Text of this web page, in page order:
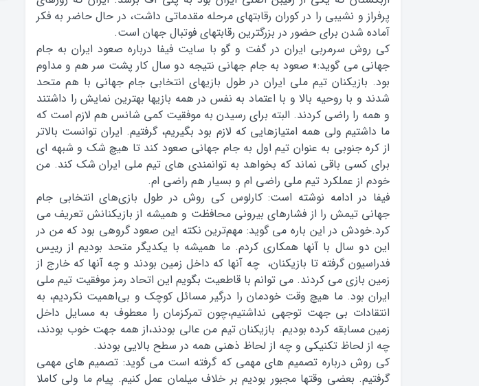
پرفراز و نشیبی را در کوران رقابتهای مرحله مقدماتی داشت، در حال حاضر به فکر
آماده شدن برای حضور در بزرگترین رقابتهای فوتبال جهان است.
کی روش سرمربی ایران در گفت و گو با سایت فیفا درباره صعود ایران به جام
جهانی می گوید:« صعود به جام جهانی نتیجه دو سال کار پشت سر هم و مداوم
بود. بازیکنان تیم ملی ایران در طول بازیهای انتخابی جام جهانی با هم متحد
شدند و با روحیه بالا و با اعتماد به نفس در همه بازیها بهترین نمایش را داشتند
و همه را راضی کردند. البته برای رسیدن به موفقیت کمی شانس هم لازم است که
ما داشتیم ولی همه امتیازهایی که لازم بود بگیریم، گرفتیم. ایران توانست بالاتر
از کره جنوبی به عنوان تیم اول به جام جهانی صعود کند تا هیچ شک و شبهه ای
برای کسی باقی نماند که بخواهد به توانمندی های تیم ملی ایران شک کند. من
خودم از عملکرد تیم ملی راضی ام و بسیار هم راضی ام.
فیفا در ادامه نوشته است: کارلوس کی روش در طول بازي‌هاي انتخابي جام
جهاني تيمش را از فشارهاي بيروني محافظت و هميشه از بازيکنانش تعریف می
کرد.خودش در این باره می گوید: مهم‌ترين نکته این صعود گروهي بود که من در
اين دو سال با آنها همکاري کردم. ما هميشه با يکديگر متحد بوديم از رييس
فدراسيون گرفته تا بازيکنان، چه آنها که داخل زمین بودند و چه آنها که خارج از
زمین بازی می کردند. می توانم با قاطعیت بگویم این اتحاد رمز موفقيت تیم ملی
ایران بود. ما هيچ وقت خودمان را درگير مسائل کوچک و بي‌اهميت نکرديم، به
انتقادات بی جهت توجهي نداشتيم،چون تمرکزمان را معطوف به مسایل داخل
زمين مسابقه کرده بوديم. بازيکنان تيم من عالي بودند،از همه جهت خوب بودند،
چه از لحاظ تکنيکي و چه از لحاظ ذهني همه در سطح بالایی بودند.
کی روش درباره تصمیم های مهمی که گرفته است می گوید: تصمیم های مهمی
گرفتیم. بعضی وقتها مجبور بودیم بر خلاف میلمان عمل کنیم. پیام ما ولی کاملا